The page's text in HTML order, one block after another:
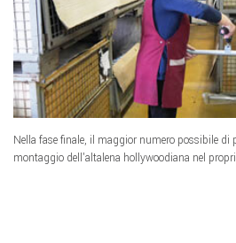
Nella fase finale, il maggior numero possibile di
montaggio dell'altalena hollywoodiana nel